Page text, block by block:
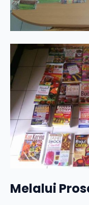
Melalui